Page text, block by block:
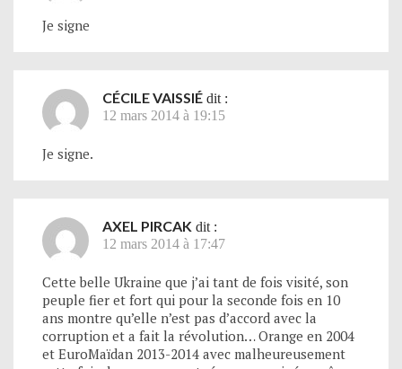
Je signe
CÉCILE VAISSIÉ dit :
12 mars 2014 à 19:15
Je signe.
AXEL PIRCAK dit :
12 mars 2014 à 17:47
Cette belle Ukraine que j’ai tant de fois visité, son
peuple fier et fort qui pour la seconde fois en 10
ans montre qu’elle n’est pas d’accord avec la
corruption et a fait la révolution… Orange en 2004
et EuroMaïdan 2013-2014 avec malheureusement